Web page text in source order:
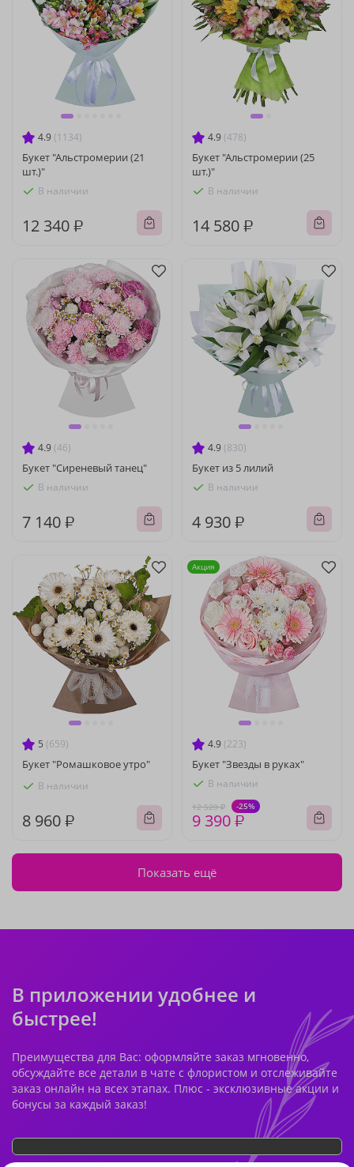
4.9 (1134)
Букет "Альстромерии (21
шт.)"
В наличии
12 340 ₽
4.9 (478)
Букет "Альстромерии (25
шт.)"
В наличии
14 580 ₽
4.9 (46)
Букет "Сиреневый танец"
В наличии
7 140 ₽
4.9 (830)
Букет из 5 лилий
В наличии
4 930 ₽
5 (659)
Букет "Ромашковое утро"
В наличии
8 960 ₽
4.9 (223)
Букет "Звезды в руках"
В наличии
12 520 ₽ -25%
9 390 ₽
Акция
Показать ещё
В приложении удобнее и
быстрее!
Преимущества для Вас: оформляйте заказ мгновенно,
обсуждайте все детали в чате с флористом и отслеживайте
заказ онлайн на всех этапах. Плюс - эксклюзивные акции и
бонусы за каждый заказ!